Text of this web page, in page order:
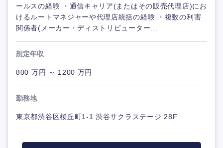
ールスの経験 ・通信キャリア(またはその販売代理店)にお
けるルートマネジャーや代理店統括の経験 ・複数の利害
関係者(メーカー・ディストリビューター...
想定年収
800 万円 ～ 1200 万円
勤務地
東京都渋谷区桜丘町1-1 渋谷サクラステージ 28F